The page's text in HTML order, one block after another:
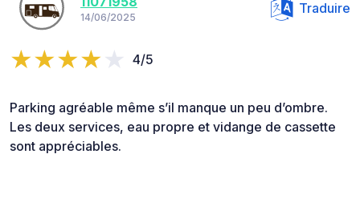
14/06/2025
Traduire
4/5
Parking agréable même s’il manque un peu d’ombre.
Les deux services, eau propre et vidange de cassette
sont appréciables.